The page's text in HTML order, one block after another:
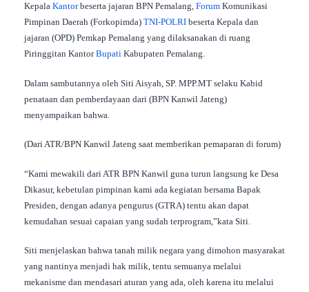
Kepala Kantorbeserta jajaran BPN Pemalang, Forum Komunikasi
Pimpinan Daerah (Forkopimda) TNI-POLRI beserta Kepala dan
jajaran (OPD) Pemkap Pemalang yang dilaksanakan di ruang
Piringgitan KantorBupati Kabupaten Pemalang.
Dalam sambutannya oleh Siti Aisyah, SP. MPP.MT selaku Kabid
penataan dan pemberdayaan dari (BPN Kanwil Jateng)
menyampaikan bahwa.
(Dari ATR/BPN Kanwil Jateng saat memberikan pemaparan di forum)
“Kami mewakili dari ATR BPN Kanwil guna turun langsung ke Desa
Dikasur, kebetulan pimpinan kami ada kegiatan bersama Bapak
Presiden, dengan adanya pengurus (GTRA) tentu akan dapat
kemudahan sesuai capaian yang sudah terprogram,”kata Siti.
Siti menjelaskan bahwa tanah milik negara yang dimohon masyarakat
yang nantinya menjadi hak milik, tentu semuanya melalui
mekanisme dan mendasari aturan yang ada, oleh karena itu melalui